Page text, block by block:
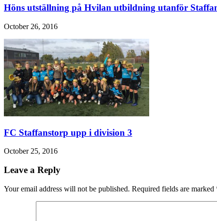
Höns utställning på Hvilan utbildning utanför
October 26, 2016
FC Staffanstorp upp i division 3
October 25, 2016
Leave a Reply
Your email address will not be published. Required fields are marked